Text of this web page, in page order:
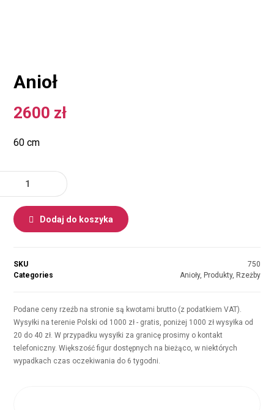
Anioł
2600 zł
60 cm
Dodaj do koszyka
SKU
750
Categories
Anioły, Produkty, Rzeżby
Podane ceny rzeźb na stronie są kwotami brutto (z podatkiem VAT).
Wysyłki na terenie Polski od 1000 zł - gratis, poniżej 1000 zł wysyłka od
20 do 40 zł. W przypadku wysyłki za granicę prosimy o kontakt
telefoniczny. Większość figur dostępnych na bieżąco, w niektórych
wypadkach czas oczekiwania do 6 tygodni.